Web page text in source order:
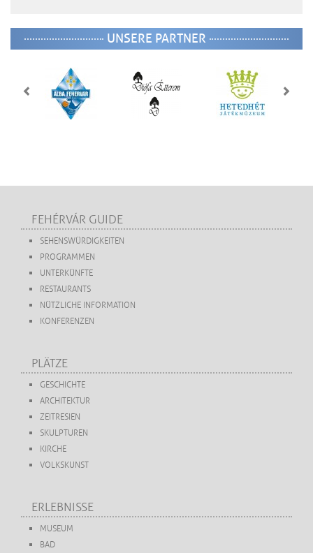
UNSERE PARTNER
FEHÉRVÁR GUIDE
SEHENSWÜRDIGKEITEN
PROGRAMMEN
UNTERKÜNFTE
RESTAURANTS
NÜTZLICHE INFORMATION
KONFERENZEN
PLÄTZE
GESCHICHTE
ARCHITEKTUR
ZEITRESIEN
SKULPTUREN
KIRCHE
VOLKSKUNST
ERLEBNISSE
MUSEUM
BAD